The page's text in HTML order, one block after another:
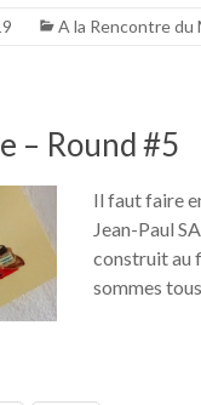
A la Rencontre du
– Round #5
Il faut faire
Jean-Paul
construit au
sommes